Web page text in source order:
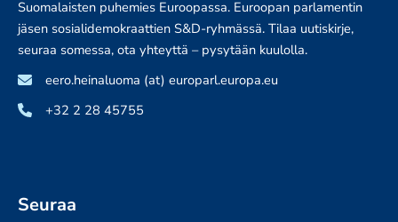
Suomalaisten puhemies Euroopassa. Euroopan parlamentin
jäsen sosialidemokraattien S&D-ryhmässä. Tilaa uutiskirje,
seuraa somessa, ota yhteyttä – pysytään kuulolla.
eero.heinaluoma (at) europarl.europa.eu
+32 2 28 45755
Seuraa